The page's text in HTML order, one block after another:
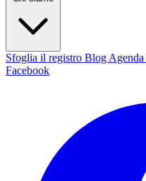
Sfoglia il registro Blog Agenda
Facebook